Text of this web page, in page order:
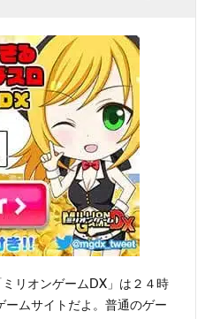
リオンゲームDX」は２４時
ームサイトだよ。普通のゲー